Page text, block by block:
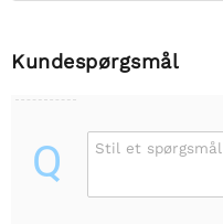
Kundespørgsmål
Q Stil et spørgsmål